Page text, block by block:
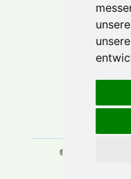
© BSB